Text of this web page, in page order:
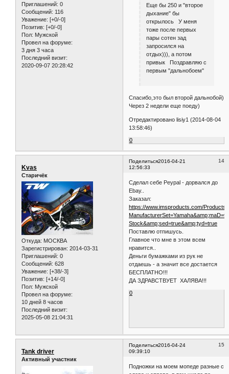
Приглашений: 0
Сообщений: 116
Уважение: [+0/-0]
Позитив: [+0/-0]
Пол: Мужской
Провел на форуме:
3 дня 3 часа
Последний визит:
2020-09-07 20:28:42
Еще бы 250 и "второе
дыхание" бы
открылось У меня
тоже после первых
пары сотен зад
запросился на
отдых))), а потом
привык Поздравляю с
первым "дальнобоем"
Спасибо,это был второй дальнобой)
Через 2 недели еще поеду)
Отредактировано lisiy1 (2014-08-04
13:58:46)
0
Поделиться 14
2016-04-21
12:56:33
Kvas
Старичёк
Откуда: МОСКВА
Зарегистрирован: 2014-03-31
Приглашений: 0
Сообщений: 628
Уважение: [+38/-3]
Позитив: [+14/-0]
Пол: Мужской
Провел на форуме:
10 дней 8 часов
Последний визит:
2025-05-08 21:04:31
Сделал себе Peypal - дорвался до
Ebay..
Заказал:
https://www.imsproducts.com/Products/
Stock&amp;sed=true&amp;tyd=true
Поставлю отпишусь.
Главное что мне в этом всем
нравится..
Деньги бумажками из рук не
отдаешь - а значит все достается
БЕСПЛАТНО!!!
ДА ЗДРАВСТВУЕТ ХАЛЯВА!!!
0
Поделиться 15
2016-04-24
09:39:10
Tank driver
Активный участник
Подножки на моем мопеде разные с